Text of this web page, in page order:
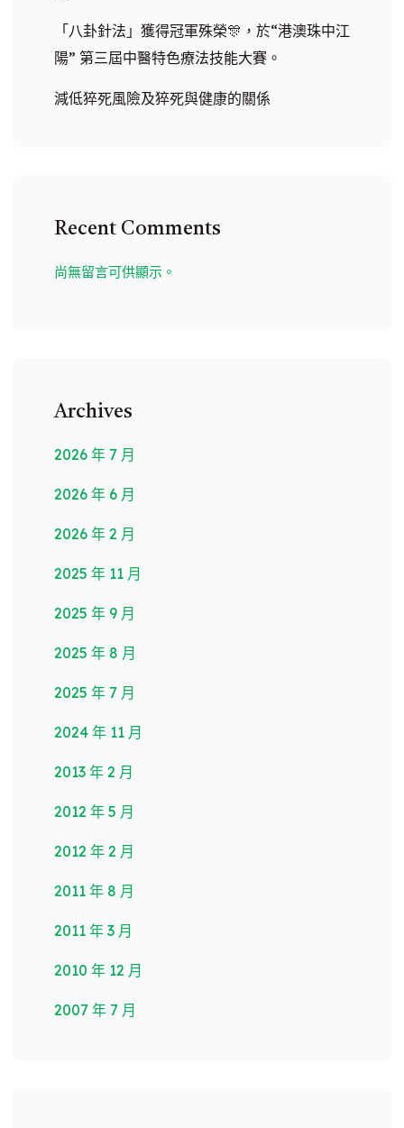
「八卦針法」獲得冠軍殊榮🎊，於“港澳珠中江
陽” 第三屆中醫特色療法技能大賽。
減低猝死風險及猝死與健康的關係
Recent Comments
尚無留言可供顯示。
Archives
2026 年 7 月
2026 年 6 月
2026 年 2 月
2025 年 11 月
2025 年 9 月
2025 年 8 月
2025 年 7 月
2024 年 11 月
2013 年 2 月
2012 年 5 月
2012 年 2 月
2011 年 8 月
2011 年 3 月
2010 年 12 月
2007 年 7 月